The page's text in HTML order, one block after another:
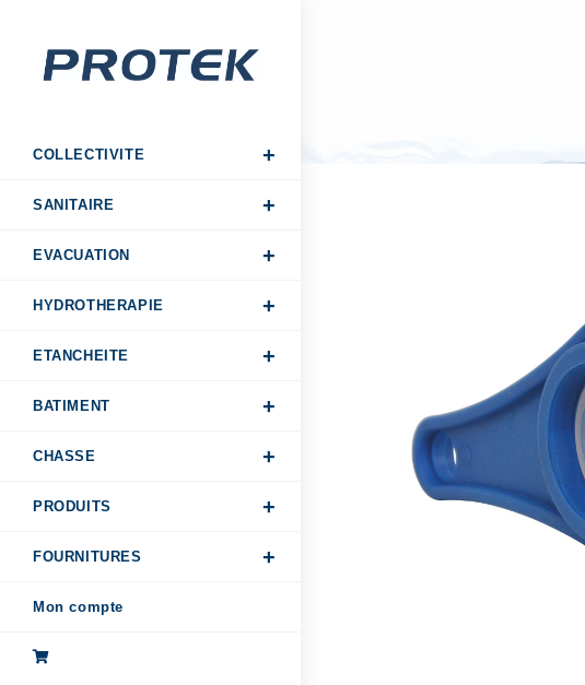
COLLECTIVITE
SANITAIRE
EVACUATION
HYDROTHERAPIE
ETANCHEITE
BATIMENT
CHASSE
PRODUITS
FOURNITURES
Mon compte